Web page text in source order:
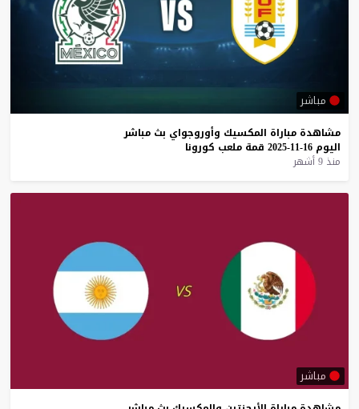
مباشر
مشاهدة مباراة المكسيك وأوروجواي بث مباشر
اليوم 16-11-2025 قمة ملعب كورونا
منذ 9 أشهر
مباشر